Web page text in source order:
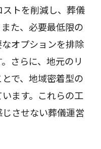
トを削減し、葬儀
た、必要最低限の
オプションを排除
さらに、地元のリ
で、地域密着型の
ます。これらの工
させない葬儀運営